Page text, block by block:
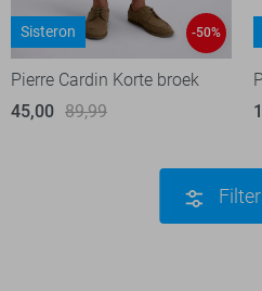
Sisteron -50%
Pierre Cardin Korte broek
45,00 89,99
Filter